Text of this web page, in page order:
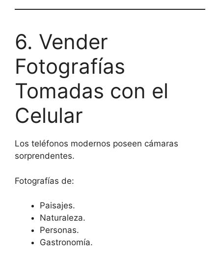
6. Vender
Fotografías
Tomadas con el
Celular
Los teléfonos modernos poseen cámaras
sorprendentes.
Fotografías de:
Paisajes.
Naturaleza.
Personas.
Gastronomía.